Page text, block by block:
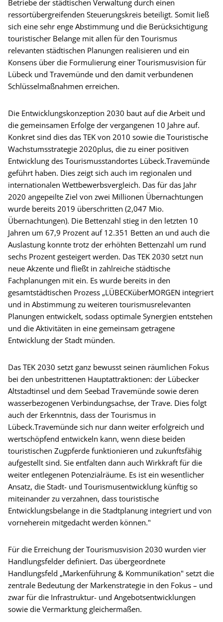
Betriebe der städtischen Verwaltung durch einen
ressortübergreifenden Steuerungskreis beteiligt. Somit ließ
sich eine sehr enge Abstimmung und die Berücksichtigung
touristischer Belange mit allen für den Tourismus
relevanten städtischen Planungen realisieren und ein
Konsens über die Formulierung einer Tourismusvision für
Lübeck und Travemünde und den damit verbundenen
Schlüsselmaßnahmen erreichen.
Die Entwicklungskonzeption 2030 baut auf die Arbeit und
die gemeinsamen Erfolge der vergangenen 10 Jahre auf.
Konkret sind dies das TEK von 2010 sowie die Touristische
Wachstumsstrategie 2020plus, die zu einer positiven
Entwicklung des Tourismusstandortes Lübeck.Travemünde
geführt haben. Dies zeigt sich auch im regionalen und
internationalen Wettbewerbsvergleich. Das für das Jahr
2020 angepeilte Ziel von zwei Millionen Übernachtungen
wurde bereits 2019 überschritten (2,047 Mio.
Übernachtungen). Die Bettenzahl stieg in den letzten 10
Jahren um 67,9 Prozent auf 12.351 Betten an und auch die
Auslastung konnte trotz der erhöhten Bettenzahl um rund
sechs Prozent gesteigert werden. Das TEK 2030 setzt nun
neue Akzente und fließt in zahlreiche städtische
Fachplanungen mit ein. Es wurde bereits in den
gesamtstädtischen Prozess „LÜBECKüberMORGEN integriert
und in Abstimmung zu weiteren tourismusrelevanten
Planungen entwickelt, sodass optimale Synergien entstehen
und die Aktivitäten in eine gemeinsam getragene
Entwicklung der Stadt münden.
Das TEK 2030 setzt ganz bewusst seinen räumlichen Fokus
bei den unbestrittenen Hauptattraktionen: der Lübecker
Altstadtinsel und dem Seebad Travemünde sowie deren
wasserbezogenen Verbindungsachse, der Trave. Dies folgt
auch der Erkenntnis, dass der Tourismus in
Lübeck.Travemünde sich nur dann weiter erfolgreich und
wertschöpfend entwickeln kann, wenn diese beiden
touristischen Zugpferde funktionieren und zukunftsfähig
aufgestellt sind. Sie entfalten dann auch Wirkkraft für die
weiter entlegenen Potenzialräume. Es ist ein wesentlicher
Ansatz, die Stadt- und Tourismusentwicklung künftig so
miteinander zu verzahnen, dass touristische
Entwicklungsbelange in die Stadtplanung integriert und von
vorneherein mitgedacht werden können."
Für die Erreichung der Tourismusvision 2030 wurden vier
Handlungsfelder definiert. Das übergeordnete
Handlungsfeld „Markenführung & Kommunikation" setzt die
zentrale Bedeutung der Markenstrategie in den Fokus – und
zwar für die Infrastruktur- und Angebotsentwicklungen
sowie die Vermarktung gleichermaßen.